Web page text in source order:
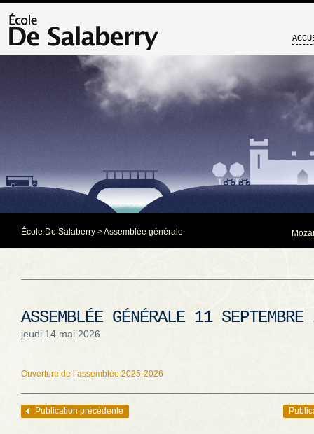
École De Salaberry >Assemblée générale
ASSEMBLÉE GÉNÉRALE 11
jeudi 14 mai 2026
Ouverture de l’assemblée 2025-2026
Navigation des articles
Publication précédente